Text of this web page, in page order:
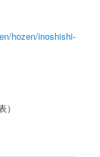
hozen/inoshishi-